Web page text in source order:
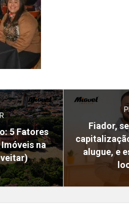
5 Fatores
na
Fiador,
alugue, e